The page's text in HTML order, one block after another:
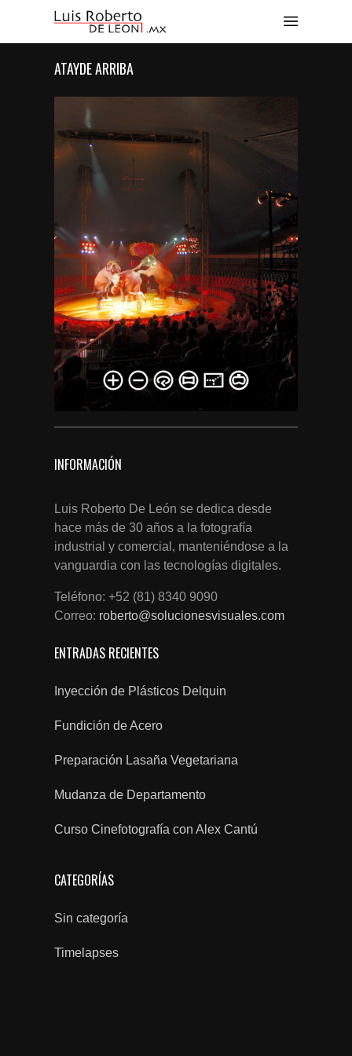
ATAYDE ARRIBA
INFORMACIÓN
Luis Roberto De León se dedica desde
hace más de 30 años a la fotografía
industrial y comercial, manteniéndose a la
vanguardia con las tecnologías digitales.
Teléfono: +52 (81) 8340 9090
Correo: roberto@solucionesvisuales.com
ENTRADAS RECIENTES
Inyección de Plásticos Delquin
Fundición de Acero
Preparación Lasaña Vegetariana
Mudanza de Departamento
Curso Cinefotografía con Alex Cantú
CATEGORÍAS
Sin categoría
Timelapses